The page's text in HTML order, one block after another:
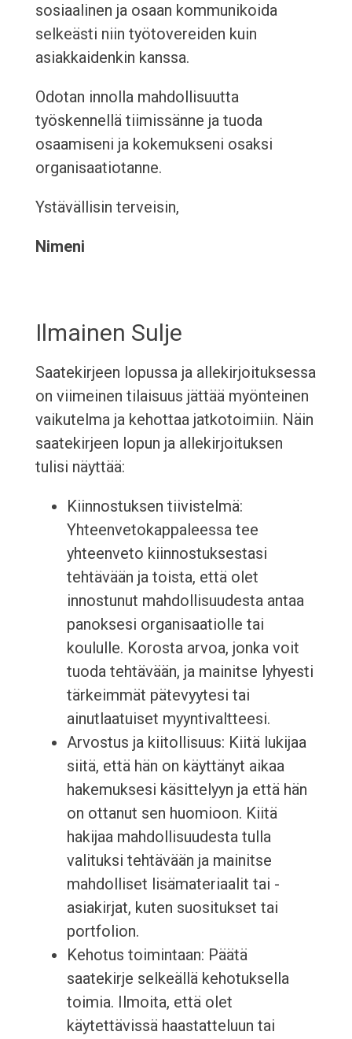
sosiaalinen ja osaan kommunikoida
selkeästi niin työtovereiden kuin
asiakkaidenkin kanssa.
Odotan innolla mahdollisuutta
työskennellä tiimissänne ja tuoda
osaamiseni ja kokemukseni osaksi
organisaatiotanne.
Ystävällisin terveisin,
Nimeni
Ilmainen Sulje
Saatekirjeen lopussa ja allekirjoituksessa
on viimeinen tilaisuus jättää myönteinen
vaikutelma ja kehottaa jatkotoimiin. Näin
saatekirjeen lopun ja allekirjoituksen
tulisi näyttää:
Kiinnostuksen tiivistelmä:
Yhteenvetokappaleessa tee
yhteenveto kiinnostuksestasi
tehtävään ja toista, että olet
innostunut mahdollisuudesta antaa
panoksesi organisaatiolle tai
koululle. Korosta arvoa, jonka voit
tuoda tehtävään, ja mainitse lyhyesti
tärkeimmät pätevyytesi tai
ainutlaatuiset myyntivaltteesi.
Arvostus ja kiitollisuus: Kiitä lukijaa
siitä, että hän on käyttänyt aikaa
hakemuksesi käsittelyyn ja että hän
on ottanut sen huomioon. Kiitä
hakijaa mahdollisuudesta tulla
valituksi tehtävään ja mainitse
mahdolliset lisämateriaalit tai -
asiakirjat, kuten suositukset tai
portfolion.
Kehotus toimintaan: Päätä
saatekirje selkeällä kehotuksella
toimia. Ilmoita, että olet
käytettävissä haastatteluun tai